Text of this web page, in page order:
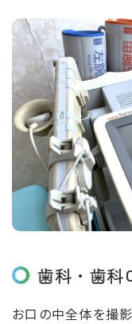
歯科・歯科
お口の中全体を撮